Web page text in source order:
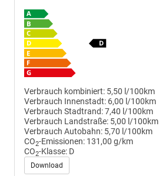
Verbrauch kombiniert: 5,50 l/100km
Verbrauch Innenstadt: 6,00 l/100km
Verbrauch Stadtrand:7,40 l/100km
Verbrauch Landstraße: 5,00 l/100km
Verbrauch Autobahn: 5,70 l/100km
CO2-Emissionen: 131,00 g/km
CO2-Klasse: D
Download